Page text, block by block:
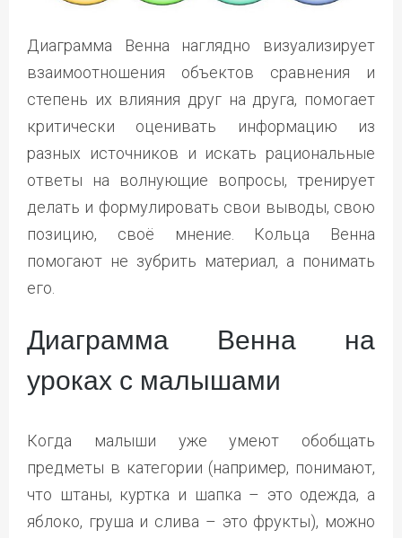
Диаграмма Венна наглядно визуализирует
взаимоотношения объектов сравнения и
степень их влияния друг на друга, помогает
критически оценивать информацию из
разных источников и искать рациональные
ответы на волнующие вопросы, тренирует
делать и формулировать свои выводы, свою
позицию, своё мнение. Кольца Венна
помогают не зубрить материал, а понимать
его.
Диаграмма Венна на
уроках с малышами
Когда малыши уже умеют обобщать
предметы в категории (например, понимают,
что штаны, куртка и шапка – это одежда, а
яблоко, груша и слива – это фрукты), можно